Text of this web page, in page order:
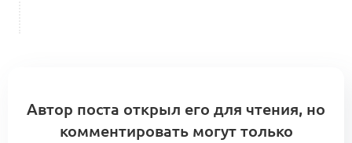
Автор поста открыл его для чтения, но
комментировать могут только